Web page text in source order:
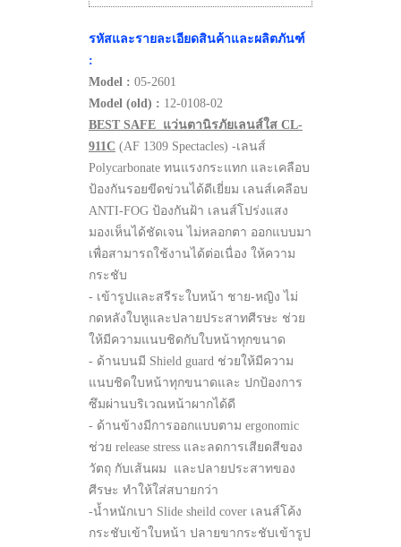
รหัสและรายละเอียดสินค้าและผลิตภันฑ์
:
Model : 05-2601
Model (old) : 12-0108-02
BEST SAFE แว่นตานิรภัยเลนส์ใส CL-
911C (AF 1309 Spectacles) -เลนส์
Polycarbonate ทนแรงกระแทก และเคลือบ
ป้องกันรอยขีดข่วนได้ดีเยี่ยม เลนส์เคลือบ
ANTI-FOG ป้องกันฝ้า เลนส์โปร่งแสง
มองเห็นได้ชัดเจน ไม่หลอกตา ออกแบบมา
เพื่อสามารถใช้งานได้ต่อเนื่อง ให้ความ
กระชับ
- เข้ารูปและสรีระใบหน้า ชาย-หญิง ไม่
กดหลังใบหูและปลายประสาทศีรษะ ช่วย
ให้มีความแนบชิดกับใบหน้าทุกขนาด
- ด้านบนมี Shield guard ช่วยให้มีความ
แนบชิดใบหน้าทุกขนาดและ ปกป้องการ
ซึมผ่านบริเวณหน้าผากได้ดี
- ด้านข้างมีการออกแบบตาม ergonomic
ช่วย release stress และลดการเสียดสีของ
วัตถุ กับเส้นผม และปลายประสาทของ
ศีรษะ ทำให้ใส่สบายกว่า
-น้ำหนักเบา Slide sheild cover เลนส์โค้ง
กระชับเข้าใบหน้า ปลายขากระชับเข้ารูป